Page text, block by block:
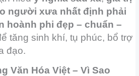
người xưa nhất định phải
hoành phi đẹp – chuẩn –
tăng sinh khí, tụ phúc, bổ trợ
đạo.
Văn Hóa Việt – Vì Sao